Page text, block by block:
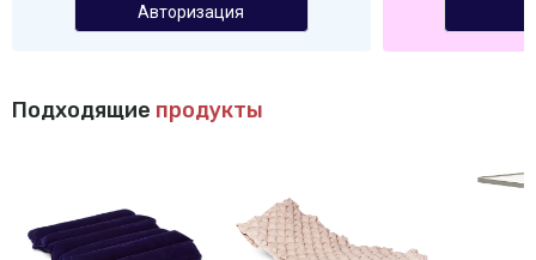
Авторизация
Подходящие продукты